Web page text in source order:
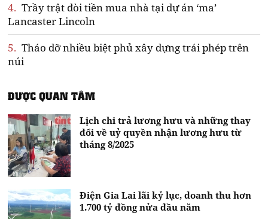
4. Trầy trật đòi tiền mua nhà tại dự án ‘ma’
Lancaster Lincoln
5. Tháo dỡ nhiều biệt phủ xây dựng trái phép trên
núi
ĐƯỢC QUAN TÂM
Lịch chi trả lương hưu và những thay
đổi về uỷ quyền nhận lương hưu từ
tháng 8/2025
Điện Gia Lai lãi kỷ lục, doanh thu hơn
1.700 tỷ đồng nửa đầu năm